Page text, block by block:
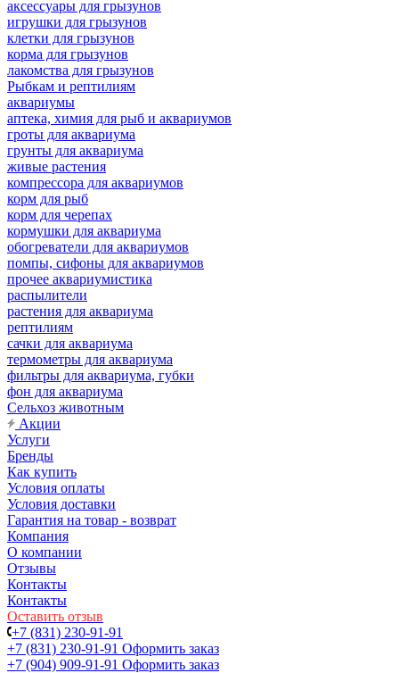
аксессуары для грызунов
игрушки для грызунов
клетки для грызунов
корма для грызунов
лакомства для грызунов
Рыбкам и рептилиям
аквариумы
аптека, химия для рыб и аквариумов
гроты для аквариума
грунты для аквариума
живые растения
компрессора для аквариумов
корм для рыб
корм для черепах
кормушки для аквариума
обогреватели для аквариумов
помпы, сифоны для аквариумов
прочее аквариумистика
распылители
растения для аквариума
рептилиям
сачки для аквариума
термометры для аквариума
фильтры для аквариума, губки
фон для аквариума
Сельхоз животным
Акции
Услуги
Бренды
Как купить
Условия оплаты
Условия доставки
Гарантия на товар - возврат
Компания
О компании
Отзывы
Контакты
Контакты
Оставить отзыв
+7 (831) 230-91-91
+7 (831) 230-91-91 Оформить заказ
+7 (904) 909-91-91 Оформить заказ